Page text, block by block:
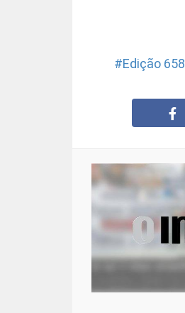
Edição 658